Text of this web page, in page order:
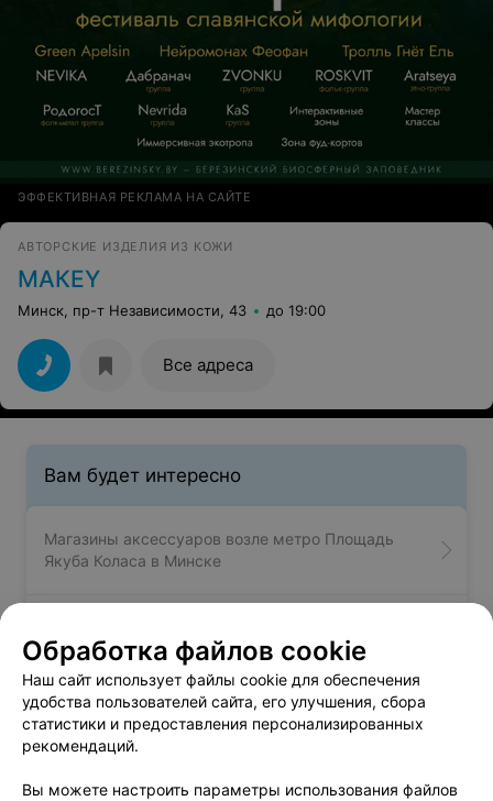
ЭФФЕКТИВНАЯ РЕКЛАМА НА САЙТЕ
АВТОРСКИЕ ИЗДЕЛИЯ ИЗ КОЖИ
МАКЕY
Минск, пр-т Независимости, 43 до 19:00
Все адреса
Вам будет интересно
Магазины аксессуаров возле метро Площадь
Якуба Коласа в Минске
в Минске
Магазины аксессуаров возле метро Спортивная
в Минске
Обработка файлов cookie
Наш сайт использует файлы cookie для обеспечения
удобства пользователей сайта, его улучшения, сбора
статистики и предоставления персонализированных
рекомендаций.
Вы можете настроить параметры использования файлов